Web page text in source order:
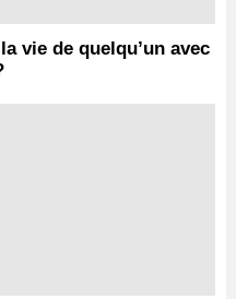
vie de quelqu’un avec